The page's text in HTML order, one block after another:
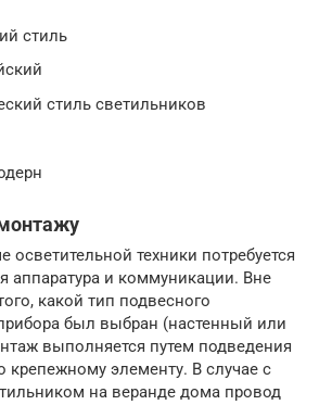
стиль
стиль светильников
осветительной техники потребуется
аппаратура и коммуникации. Вне
какой тип подвесного
был выбран (настенный или
выполняется путем подведения
крепежному элементу. В случае с
на веранде дома провод